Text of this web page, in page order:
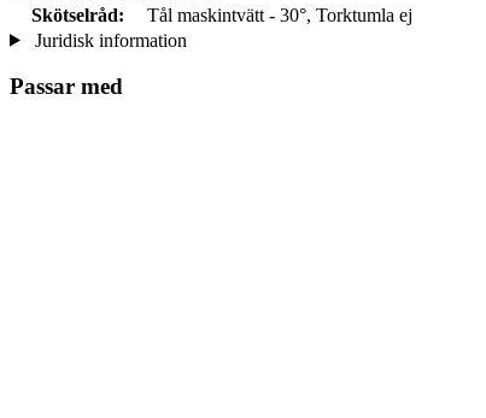
Skötselråd:
Tål maskintvätt - 30°, Torktumla ej
Juridisk information
Passar med